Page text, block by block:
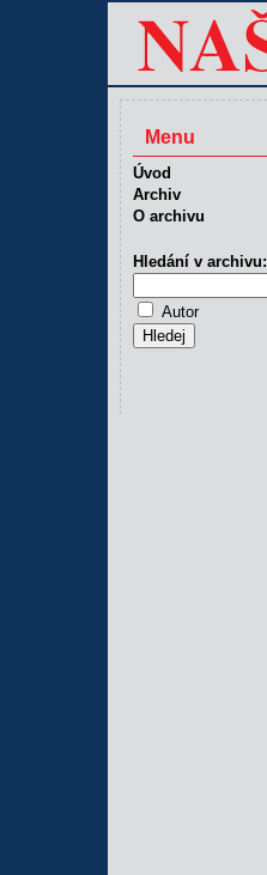
Menu
Úvod
Archiv
O archivu
Hledání v archivu:
Autor